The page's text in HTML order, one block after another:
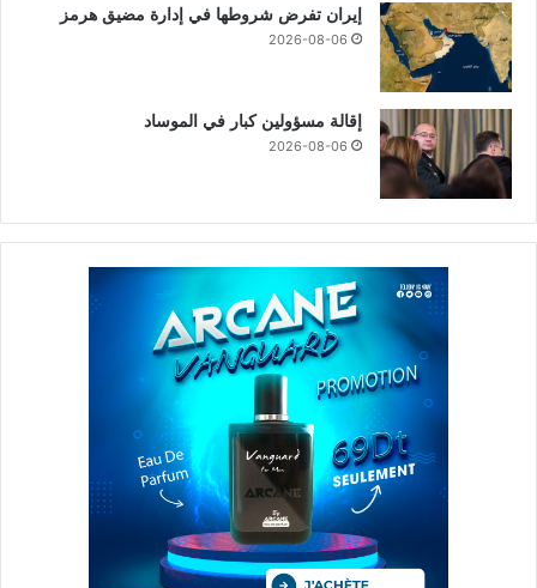
إيران تفرض شروطها في إدارة مضيق هرمز
2026-08-06
إقالة مسؤولين كبار في الموساد
2026-08-06